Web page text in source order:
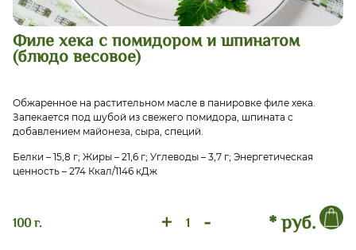
Филе хека с помидором и шпинатом
(блюдо весовое)
Обжаренное на растительном масле в панировке филе хека.
Запекается под шубой из свежего помидора, шпината с
добавлением майонеза, сыра, специй.
Белки – 15,8 г; Жиры – 21,6 г; Углеводы – 3,7 г; Энергетическая
ценность – 274 Ккал/1146 кДж
100 г. + - * руб.